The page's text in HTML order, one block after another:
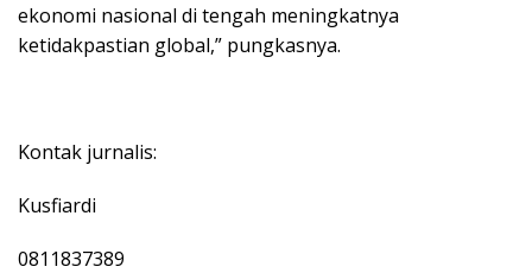
ekonomi nasional di tengah meningkatnya
ketidakpastian global,” pungkasnya.
Kontak jurnalis:
Kusfiardi
0811837389